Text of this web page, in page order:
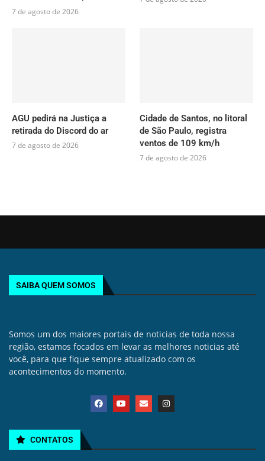
7 de agosto de 2026
AGU pedirá na Justiça a
retirada do Discord do ar
7 de agosto de 2026
Cidade de Santos, no litoral
de São Paulo, registra
ventos de 109 km/h
7 de agosto de 2026
SAIBA QUEM SOMOS
Somos um dos maiores portais de noticias de toda nossa
região, estamos focados em levar as melhores noticias até
você, para que fique sempre atualizado com os
acontecimentos do momento.
CONTATOS